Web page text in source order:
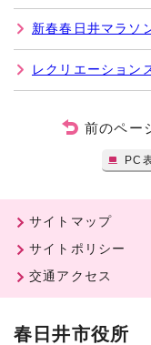
新春春日井マラソ
レクリエーション
前のペー
PC
サイトマップ
サイトポリシー
交通アクセス
春日井市役所